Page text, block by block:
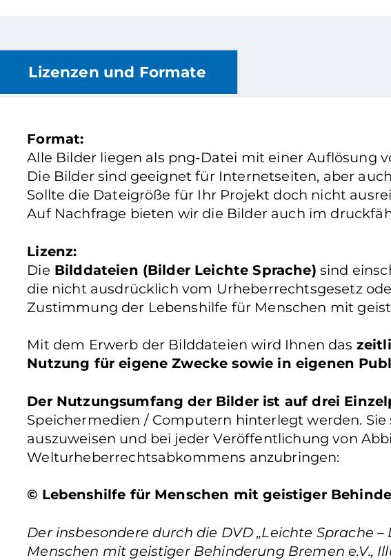
Lizenzen und Formate
Format:
Alle Bilder liegen als png-Datei mit einer Auflösung
Die Bilder sind geeignet für Internetseiten, aber
Sollte die Dateigröße für Ihr Projekt doch nicht
Auf Nachfrage bieten wir die Bilder auch im
Lizenz:
Die Bilddateien (Bilder Leichte Sprache) sind
die nicht ausdrücklich vom Urheberrechtsgesetz
Zustimmung der Lebenshilfe für Menschen mit
Mit dem Erwerb der Bilddateien wird Ihnen das
Nutzung für eigene Zwecke sowie in eigenen
Der Nutzungsumfang der Bilder ist auf drei
Speichermedien / Computern hinterlegt werden.
auszuweisen und bei jeder Veröffentlichung von
Welturheberrechtsabkommens anzubringen:
© Lebenshilfe für Menschen mit geistiger
Der insbesondere durch die DVD „Leichte Sprache
Menschen mit geistiger Behinderung Bremen e.V.,